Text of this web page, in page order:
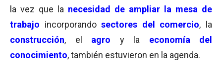
la vez que la necesidad de ampliar la mesa de
trabajo incorporandosectores del comercio, la
construcción, el agro y la economía del
conocimiento, también estuvieron en la agenda.